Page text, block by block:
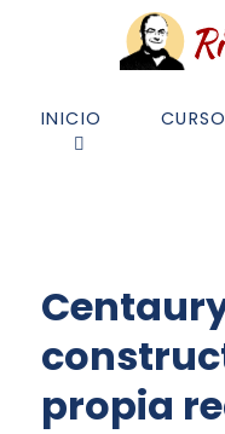
INICIO
propia